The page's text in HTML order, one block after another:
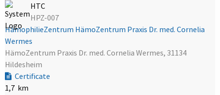
HTC
HPZ-007
HämophilieZentrum HämoZentrum Praxis Dr. med. Cornelia
Wermes
HämoZentrum Praxis Dr. med. Cornelia Wermes, 31134
Hildesheim
Certificate
1,7 km